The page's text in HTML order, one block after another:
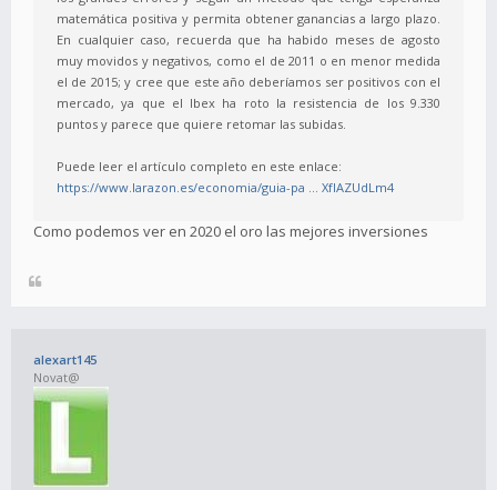
matemática positiva y permita obtener ganancias a largo plazo.
En cualquier caso, recuerda que ha habido meses de agosto
muy movidos y negativos, como el de 2011 o en menor medida
el de 2015; y cree que este año deberíamos ser positivos con el
mercado, ya que el Ibex ha roto la resistencia de los 9.330
puntos y parece que quiere retomar las subidas.
Puede leer el artículo completo en este enlace:
https://www.larazon.es/economia/guia-pa ... XfIAZUdLm4
Como podemos ver en 2020 el oro las mejores inversiones
alexart145
Novat@